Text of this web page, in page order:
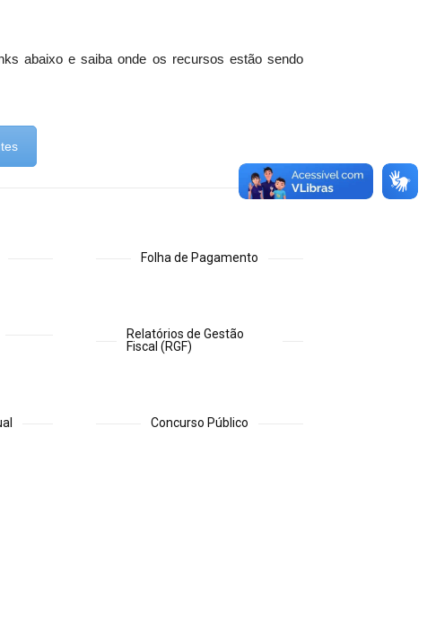
abaixo e saiba onde os recursos estão sendo
Folha de Pagamento
Relatórios de Gestão
Fiscal (RGF)
Concurso Público